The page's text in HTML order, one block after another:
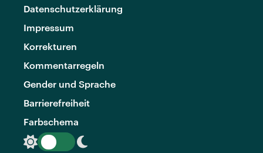
Datenschutzerklärung
Impressum
Korrekturen
Kommentarregeln
Gender und Sprache
Barrierefreiheit
Farbschema